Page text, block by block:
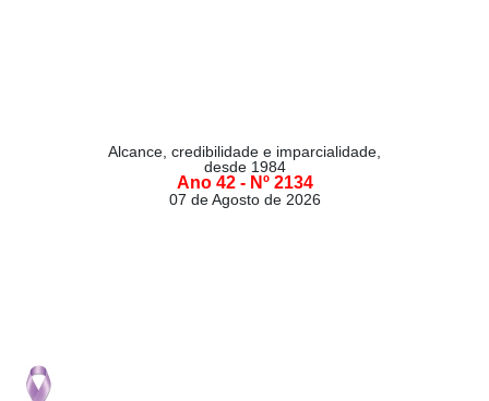
Alcance, credibilidade e imparcialidade,
desde 1984
Ano 42 - Nº 2134
07 de Agosto de 2026